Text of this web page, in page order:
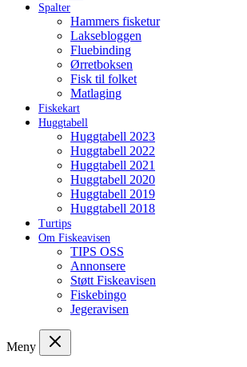
Spalter
Hammers fisketur
Laksebloggen
Fluebinding
Ørretboksen
Fisk til folket
Matlaging
Fiskekart
Huggtabell
Huggtabell 2023
Huggtabell 2022
Huggtabell 2021
Huggtabell 2020
Huggtabell 2019
Huggtabell 2018
Turtips
Om Fiskeavisen
TIPS OSS
Annonsere
Støtt Fiskeavisen
Fiskebingo
Jegeravisen
Meny